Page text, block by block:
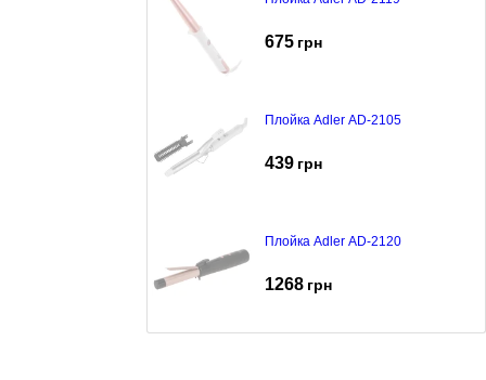
675 грн
Плойка Adler AD-2105
439 грн
Плойка Adler AD-2120
1268 грн